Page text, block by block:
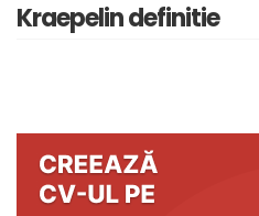
Kraepelin definitie